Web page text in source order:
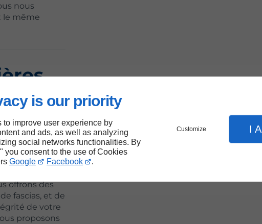
is our priority
to improve user experience by
and ads, as well as analyzing
social networks functionalities. By
you consent to the use of Cookies
Google Facebook .
Customize I
nous
le même
Charles et
et la diversité
de la
aussi
offrons des
fascias, et de
de votre
proposons